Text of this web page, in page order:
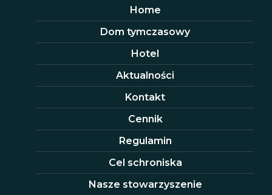
Home
Dom tymczasowy
Hotel
Aktualności
Kontakt
Cennik
Regulamin
Cel schroniska
Nasze stowarzyszenie